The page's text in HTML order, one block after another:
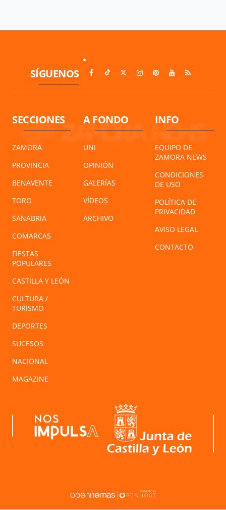
SÍGUENOS
SECCIONES
ZAMORA
PROVINCIA
BENAVENTE
TORO
SANABRIA
COMARCAS
FIESTAS
POPULARES
CASTILLA Y LEÓN
CULTURA /
TURISMO
DEPORTES
SUCESOS
NACIONAL
MAGAZINE
A FONDO
UNI
OPINIÓN
GALERÍAS
VÍDEOS
ARCHIVO
INFO
EQUIPO DE
ZAMORA NEWS
CONDICIONES
DE USO
POLÍTICA DE
PRIVACIDAD
AVISO LEGAL
CONTACTO